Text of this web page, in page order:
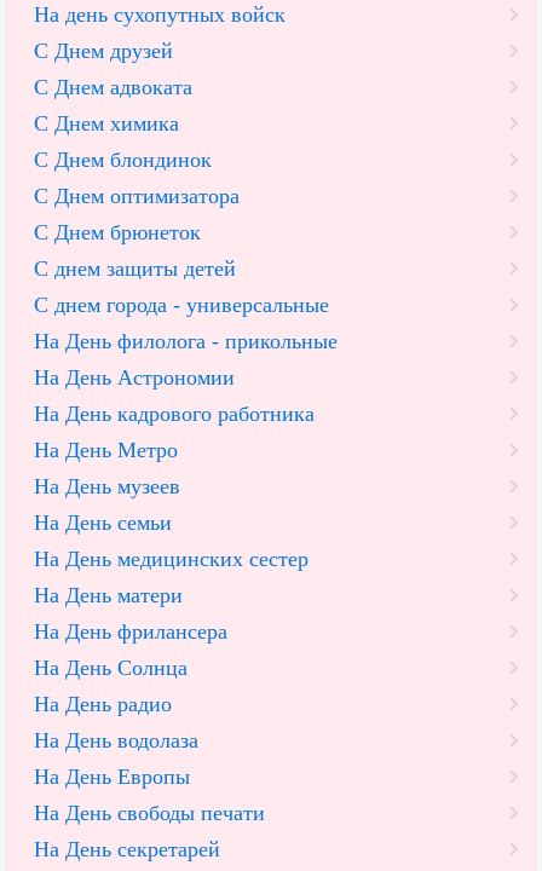
На день сухопутных войск
С Днем друзей
С Днем адвоката
С Днем химика
С Днем блондинок
С Днем оптимизатора
С Днем брюнеток
С днем защиты детей
С днем города - универсальные
На День филолога - прикольные
На День Астрономии
На День кадрового работника
На День Метро
На День музеев
На День семьи
На День медицинских сестер
На День матери
На День фрилансера
На День Солнца
На День радио
На День водолаза
На День Европы
На День свободы печати
На День секретарей